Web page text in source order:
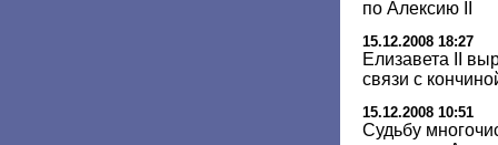
по Алексию II
15.12.2008 18:27
Елизавета II
связи с
15.12.2008 10:51
Судьбу